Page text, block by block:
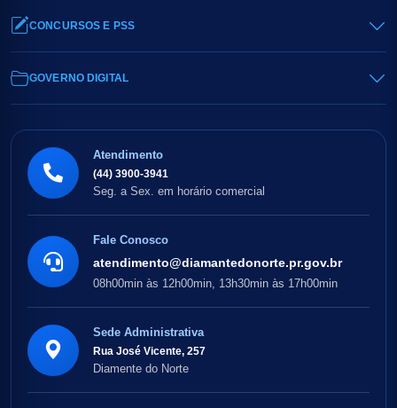
CONCURSOS E PSS
GOVERNO DIGITAL
Atendimento
(44) 3900-3941
Seg. a Sex. em horário comercial
Fale Conosco
atendimento@diamantedonorte.pr.gov.br
08h00min às 12h00min, 13h30min às 17h00min
Sede Administrativa
Rua José Vicente, 257
Diamente do Norte